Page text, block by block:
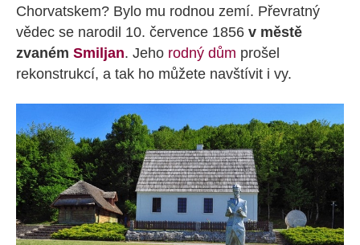
Chorvatskem? Bylo mu rodnou zemí. Převratný
vědec se narodil 10. července 1856 v městě
zvaném Smiljan. Jeho rodný dům prošel
rekonstrukcí, a tak ho můžete navštívit i vy.